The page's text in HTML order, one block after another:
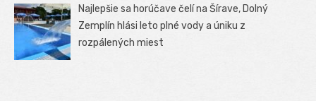
Najlepšie sa horúčave čelí na Šírave, Dolný
Zemplín hlási leto plné vody a úniku z
rozpálených miest